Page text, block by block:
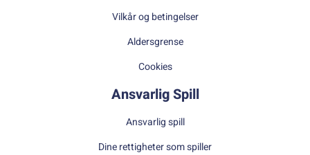
Vilkår og betingelser
Aldersgrense
Cookies
Ansvarlig Spill
Ansvarlig spill
Dine rettigheter som spiller